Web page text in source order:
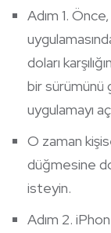
Adım 1.
doları
bir sürümünü
uygulamayı
O zaman
düğmesine
isteyin.
Adım 2.